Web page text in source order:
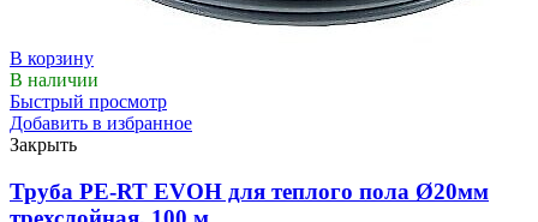
В корзину
В наличии
Быстрый просмотр
Добавить в избранное
Закрыть
Труба PE-RT EVOH для теплого пола Ø20мм